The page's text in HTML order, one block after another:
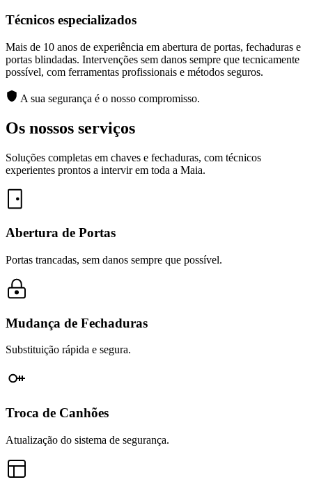
Técnicos especializados
Mais de 10 anos de experiência em abertura de portas, fechaduras e
portas blindadas. Intervenções sem danos sempre que tecnicamente
possível, com ferramentas profissionais e métodos seguros.
A sua segurança é o nosso compromisso.
Os nossos serviços
Soluções completas em chaves e fechaduras, com técnicos
experientes prontos a intervir em toda a Maia.
Abertura de Portas
Portas trancadas, sem danos sempre que possível.
Mudança de Fechaduras
Substituição rápida e segura.
Troca de Canhões
Atualização do sistema de segurança.